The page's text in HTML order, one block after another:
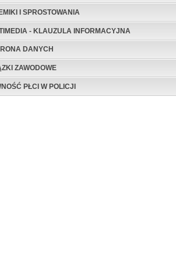
I SPROSTOWANIA
- KLAUZULA INFORMACYJNA
DANYCH
ZAWODOWE
PŁCI W POLICJI